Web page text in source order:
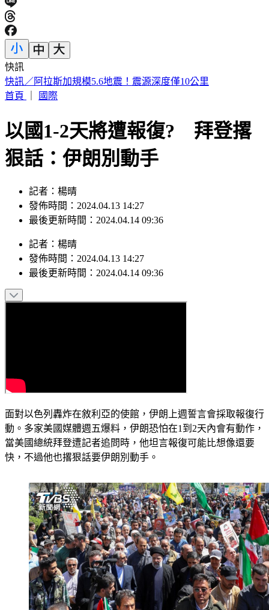
快訊
熊本同一活斷層「10年內兩度錯動」！恐再爆大地震
首頁
國際
以國1-2天將遭報復? 拜登撂
狠話：伊朗別動手
記者：楊晴
發佈時間：2024.04.13 14:27
最後更新時間：2024.04.14 09:36
記者 ： 楊晴
發佈時間： 2024.04.13 14:27
最後更新時間： 2024.04.14 09:36
面對以色列轟炸在敘利亞的使館，伊朗上週誓言會採取報復行
動。多家美國媒體週五爆料，伊朗恐怕在1到2天內會有動作，
當美國總統拜登遭記者追問時，他坦言報復可能比想像還要
快，不過他也撂狠話要伊朗別動手。